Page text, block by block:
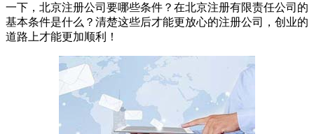
一下，北京注册公司要哪些条件？在北京注册有限责任公司的
基本条件是什么？清楚这些后才能更放心的注册公司，创业的
道路上才能更加顺利！